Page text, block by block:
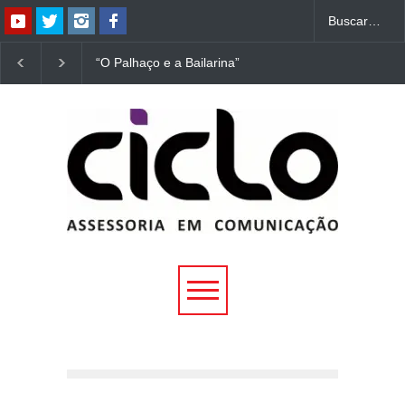
“O Palhaço e a Bailarina”
estreia hoje (1º) em
Uberlândia
Uberlândia